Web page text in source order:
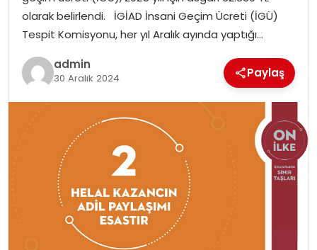
EKONOMI
MAGAZIN
DÜNYA
olarak belirlendi. İGİAD İnsani Geçim Ücreti (İGÜ)
Tespit Komisyonu, her yıl Aralık ayında yaptığı…
admin
30 Aralık 2024 Paylaş